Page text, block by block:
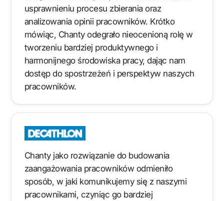
usprawnieniu procesu zbierania oraz
analizowania opinii pracowników. Krótko
mówiąc, Chanty odegrało nieocenioną rolę w
tworzeniu bardziej produktywnego i
harmonijnego środowiska pracy, dając nam
dostęp do spostrzeżeń i perspektyw naszych
pracowników.
Chanty jako rozwiązanie do budowania
zaangażowania pracowników odmieniło
sposób, w jaki komunikujemy się z naszymi
pracownikami, czyniąc go bardziej